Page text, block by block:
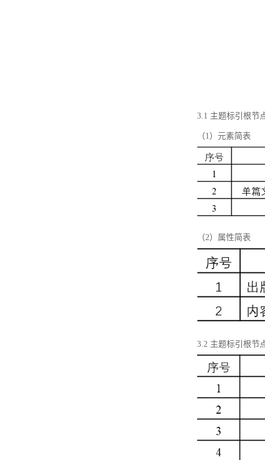
3.1 主题标引根节
（1）元素简表
（2）属性简表
3.2 主题标引根节